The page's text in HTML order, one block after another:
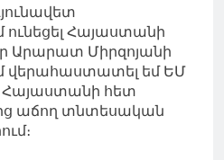
ունեցել Հայաստանի
Միրզոյանի
վերահաստատել եմ ԵՄ
Հայաստանի հետ
աճող տնտեսական